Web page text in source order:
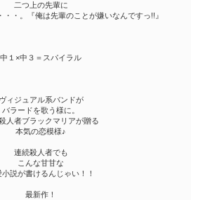
二つ上の先輩に
・。『俺は先輩のことが嫌いなんですっ!!』
中１×中３＝スパイラル
ヴィジュアル系バンドが
バラードを歌う様に。
人者ブラックマリアが贈る
本気の恋模様♪
連続殺人者でも
こんな甘甘な
小説が書けるんじゃい！！
最新作！